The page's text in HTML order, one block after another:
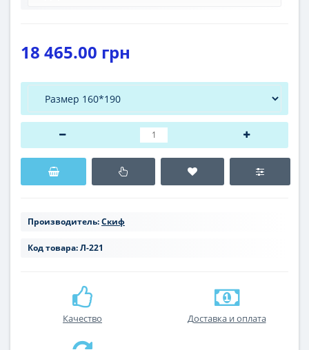
18 465.00 грн
Производитель:Скиф
Код товара:Л-221
Качество Доставка и оплата